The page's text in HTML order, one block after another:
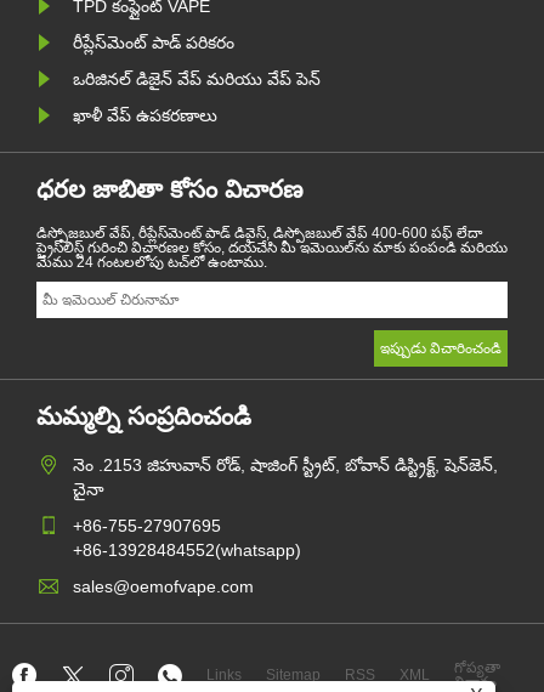
TPD కంప్లైంట్ VAPE
రీప్లేస్‌మెంట్ పాడ్ పరికరం
ఒరిజినల్ డిజైన్ వేప్ మరియు వేప్ పెన్
ఖాళీ వేప్ ఉపకరణాలు
ధరల జాబితా కోసం విచారణ
డిస్పోజబుల్ వేప్, రీప్లేస్‌మెంట్ పాడ్ డివైస్, డిస్పోజబుల్ వేప్ 400-600 పఫ్ లేదా
ప్రైస్‌లిస్ట్ గురించి విచారణల కోసం, దయచేసి మీ ఇమెయిల్‌ను మాకు పంపండి మరియు
మేము 24 గంటలలోపు టచ్‌లో ఉంటాము.
మమ్మల్ని సంప్రదించండి
నెం .2153 జిహువాన్ రోడ్, షాజింగ్ స్ట్రీట్, బోవాన్ డిస్ట్రిక్ట్, షెన్‌జెన్,
చైనా
+86-755-27907695
+86-13928484552(whatsapp)
sales@oemofvape.com
Links Sitemap RSS XML
గోప్యతా
విధానం